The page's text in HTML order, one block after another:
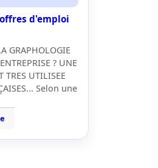
d'emploi
GRAPHOLOGIE
? UNE
TRES UTILISEE
Selon une